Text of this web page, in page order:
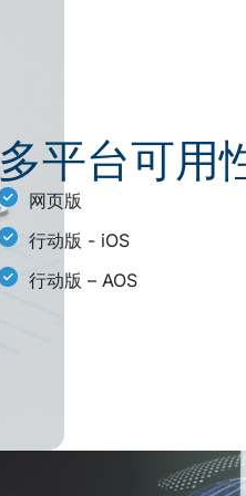
多平台可用
网页版
行动版 - iOS
行动版 – AOS